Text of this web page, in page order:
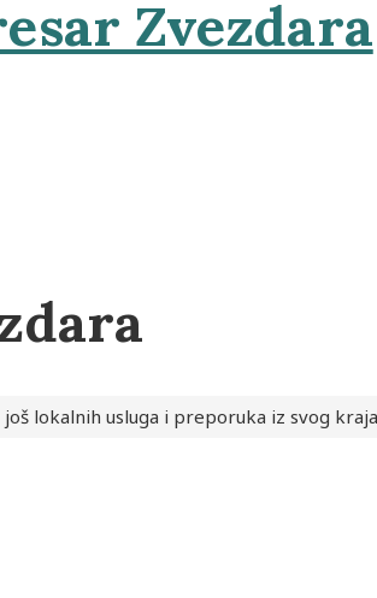
Zvezdara
lokalnih usluga i preporuka iz svog kraja